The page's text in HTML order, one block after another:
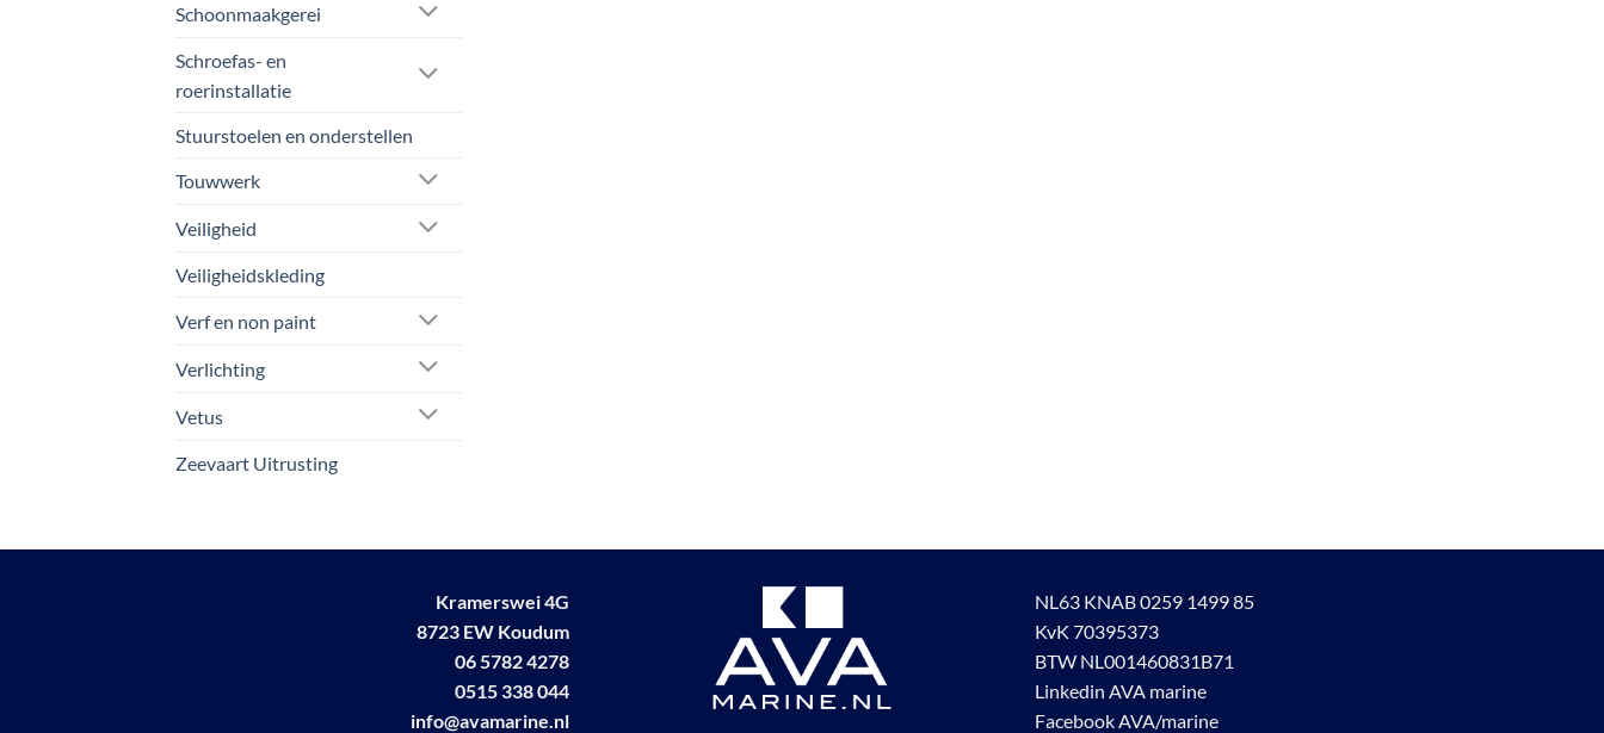
Schoonmaakgerei
Schroefas- en
roerinstallatie
Stuurstoelen en onderstellen
Touwwerk
Veiligheid
Veiligheidskleding
Verf en non paint
Verlichting
Vetus
Zeevaart Uitrusting
Kramerswei 4G
8723 EW Koudum
06 5782 4278
0515 338 044
info@avamarine.nl
NL63 KNAB 0259 1499 85
KvK 70395373
BTW NL001460831B71
Linkedin AVA marine
Facebook AVA/marine